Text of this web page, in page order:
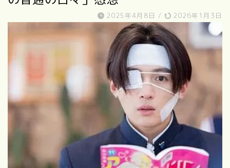
2025年4月8日 / 2026年1月3日